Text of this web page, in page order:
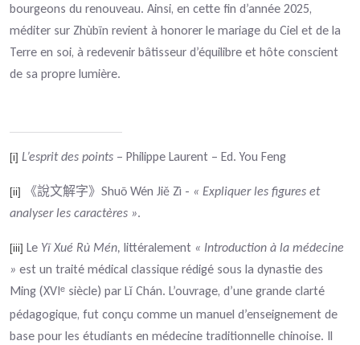
bourgeons du renouveau. Ainsi, en cette fin d’année 2025,
méditer sur Zhùbīn revient à honorer le mariage du Ciel et de la
Terre en soi, à redevenir bâtisseur d’équilibre et hôte conscient
de sa propre lumière.
[i] L’esprit des points – Philippe Laurent – Ed. You Feng
[ii] 《說文解字》 Shuō Wén Jiě Zì - « Expliquer les figures et
analyser les caractères ».
[iii] Le Yī Xué Rù Mén, littéralement « Introduction à la médecine
» est un traité médical classique rédigé sous la dynastie des
Ming (XVIᵉ siècle) par Lǐ Chán. L’ouvrage, d’une grande clarté
pédagogique, fut conçu comme un manuel d’enseignement de
base pour les étudiants en médecine traditionnelle chinoise. Il